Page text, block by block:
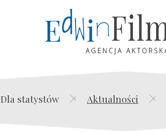
Dla statystów Aktualności